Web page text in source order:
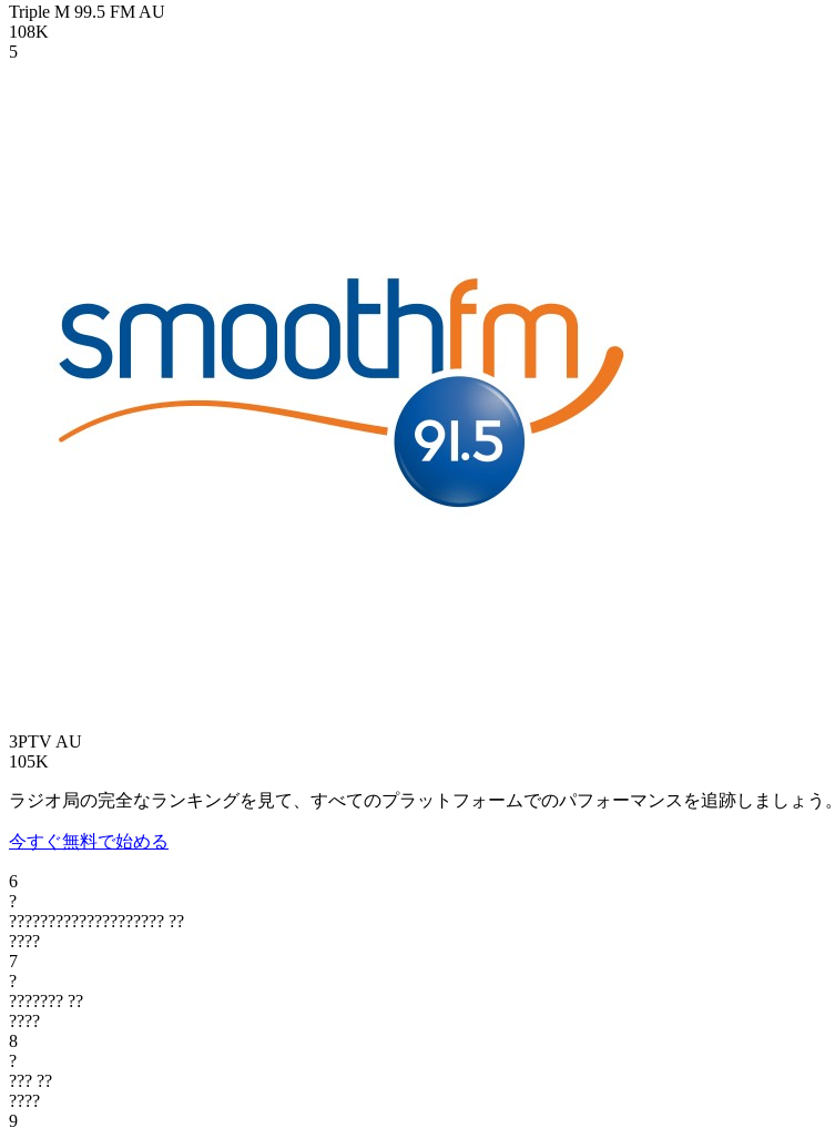
Triple M 99.5 FM AU
108K
5
3PTV AU
105K
ラジオ局の完全なランキングを見て、すべてのプラットフォームでのパフォーマンスを追跡しましょう。
今すぐ無料で始める
6
?
???????????????????? ??
????
7
?
??????? ??
????
8
?
??? ??
????
9